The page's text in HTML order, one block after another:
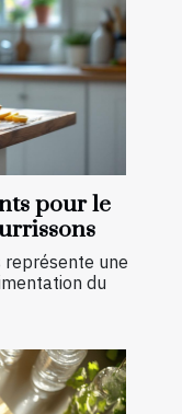
pour le
représente une
du